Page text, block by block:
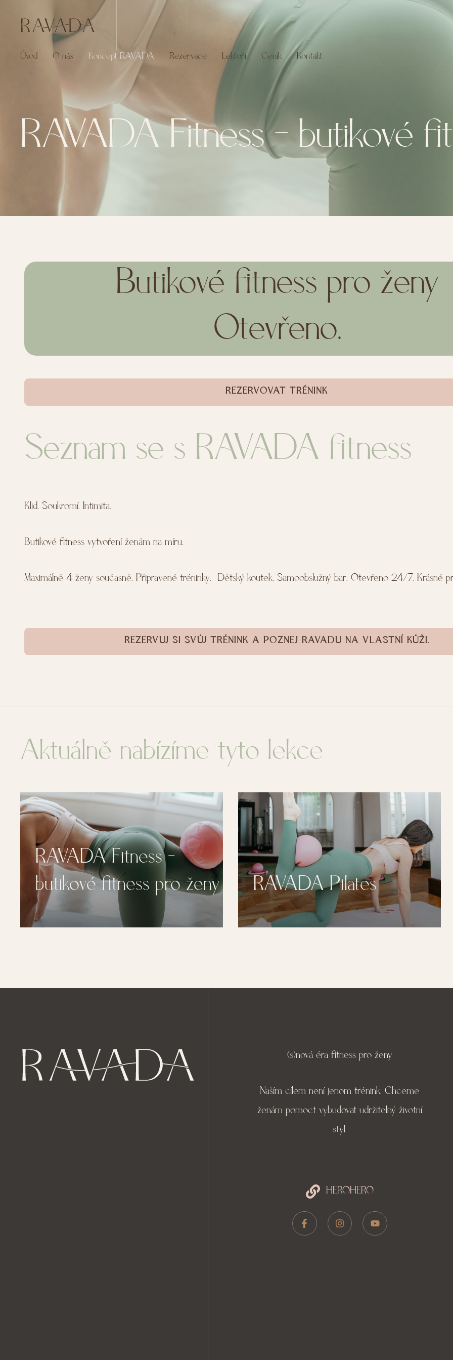
Úvod O nás Koncept RAVADA Rezervace Lektoři Ceník Kontakt
RAVADA Fitness – butikové
Butikové fitness pro ženy
Otevřeno.
REZERVOVAT TRÉNINK
Seznam se s RAVADA fitness
Klid. Soukromí. Intimita.
Butikové fitness vytvoření ženám na míru.
Maximálně 4 ženy současně. Připravené tréninky. Dětský koutek. Samoobslužný bar. Otevřeno 24/7. Krásné
REZERVUJ SI SVŮJ TRÉNINK A POZNEJ RAVADU NA VLASTNÍ KŮŽI.
Aktuálně nabízíme tyto lekce
RAVADA Pilates RAVADA Reformer
(s)nová éra fitness pro ženy
Naším cílem není jenom trénink. Chceme
ženám pomoct vybudovat udržitelný životní
styl.
HEROHERO